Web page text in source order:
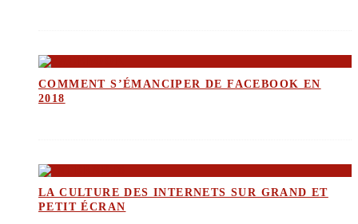
COMMENT S’ÉMANCIPER DE FACEBOOK EN
2018
LA CULTURE DES INTERNETS SUR GRAND ET
PETIT ÉCRAN